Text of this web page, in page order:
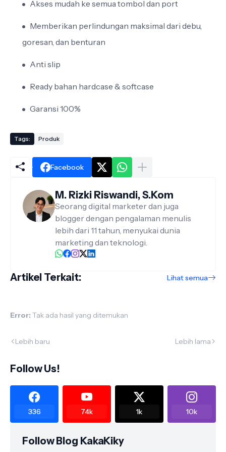
Akses mudah ke semua tombol dan port
Memberikan perlindungan maksimal dari debu,
goresan, dan benturan
Anti slip
Ready bahan hardcase & softcase
Garansi 100%
Tags: Produk
Facebook
M. Rizki Riswandi, S.Kom
Seorang digital marketer dan juga
blogger dengan pengalaman menulis
lebih dari 11 tahun, menyukai dunia
marketing dan teknologi.
Artikel Terkait: Lihat semua
Error: Tak ada hasil yang ditemukan
Lebih baru Lebih lama
Follow Us!
336 74k 1k 10k
Follow Blog KakaKiky